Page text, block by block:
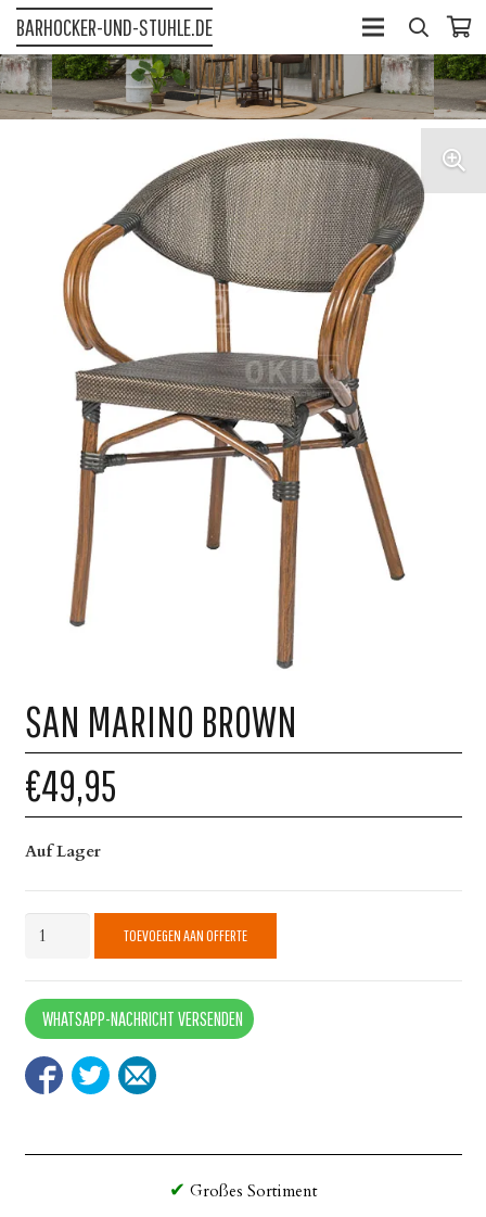
BARHOCKER-UND-STUHLE.DE
SAN MARINO BROWN
€49,95
Auf Lager
San
Brown
quantity
TOEVOEGEN AAN OFFERTE
WHATSAPP-NACHRICHT VERSENDEN
Großes Sortiment